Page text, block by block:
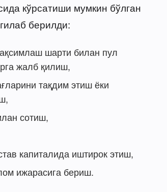
кўрсатиши мумкин бўлган
берилди:
шарти билан пул
жалб қилиш,
тақдим этиш ёки
сотиш,
капиталида иштирок этиш,
ижарасига бериш.